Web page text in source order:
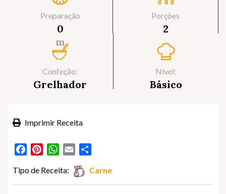
Preparação
0
m
Porções
2
Confeção:
Grelhador
Nível:
Básico
Imprimir Receita
FacebookPinterestWhatsApp
Email
Tipo de Receita: Carne